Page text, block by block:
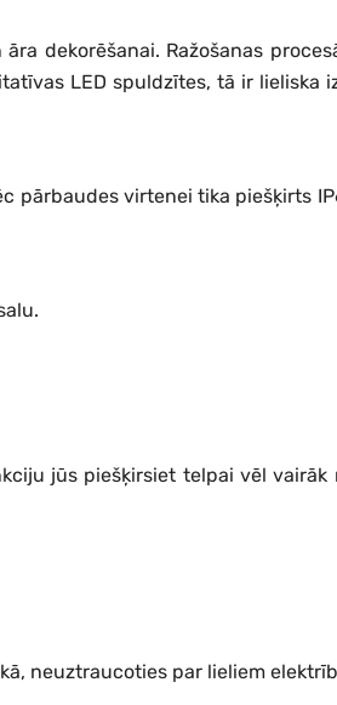
dekorēšanai. Ražošanas
LED spuldzītes, tā ir lieliska
pārbaudes virtenei tika piešķirts
jūs piešķirsiet telpai vēl vairāk
neuztraucoties par lieliem